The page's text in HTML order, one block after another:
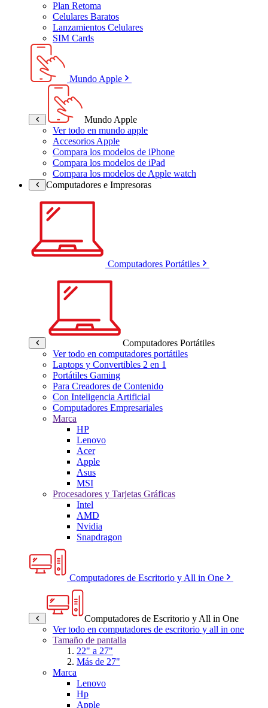
Plan Retoma
Celulares Baratos
Lanzamientos Celulares
SIM Cards
Mundo Apple
Mundo Apple
Ver todo en mundo apple
Accesorios Apple
Compara los modelos de iPhone
Compara los modelos de iPad
Compara los modelos de Apple watch
Computadores e Impresoras
Computadores Portátiles
Computadores Portátiles
Ver todo en computadores portátiles
Laptops y Convertibles 2 en 1
Portátiles Gaming
Para Creadores de Contenido
Con Inteligencia Artificial
Computadores Empresariales
Marca
HP
Lenovo
Acer
Apple
Asus
MSI
Procesadores y Tarjetas Gráficas
Intel
AMD
Nvidia
Snapdragon
Computadores de Escritorio y All in One
Computadores de Escritorio y All in One
Ver todo en computadores de escritorio y all in one
Tamaño de pantalla
22" a 27"
Más de 27"
Marca
Lenovo
Hp
Apple